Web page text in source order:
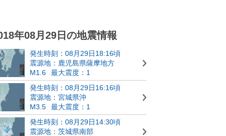
年08月29日の地震情報
発生時刻：08月29日18:16頃
震源地：鹿児島県薩摩地方
M1.6
最大震度：1
発生時刻：08月29日16:16頃
震源地：宮城県沖
M3.5
最大震度：1
発生時刻：08月29日14:30頃
震源地：茨城県南部